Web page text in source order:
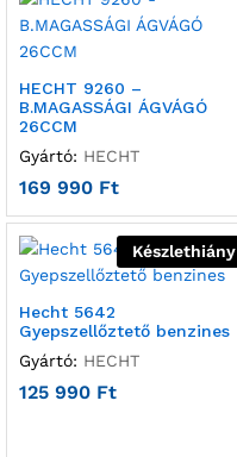
HECHT 9260 –
B.MAGASSÁGI ÁGVÁGÓ
26CCM
Gyártó: HECHT
169 990 Ft
Készlethiány
Hecht 5642
Gyepszellőztető benzines
Gyártó: HECHT
125 990 Ft